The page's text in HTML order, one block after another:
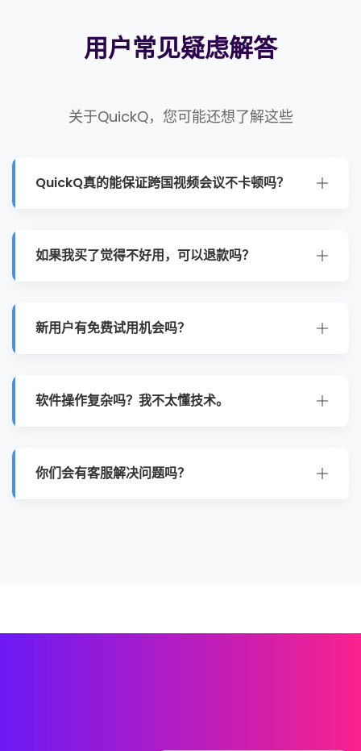
用户常见疑虑解答
关于QuickQ，您可能还想了解这些
QuickQ真的能保证跨国视频会议不卡顿吗？
件进行了专属路由优化，能有效保障音视频通话的流
如果我买了觉得不好用，可以退款吗？
请全额退款，我们不会有任何阻拦。
新用户有免费试用机会吗？
解锁，无需绑定任何支付信息。
软件操作复杂吗？我不太懂技术。
接”按钮，系统就会自动为您匹配最佳节点，无需任
你们会有客服解决问题吗？